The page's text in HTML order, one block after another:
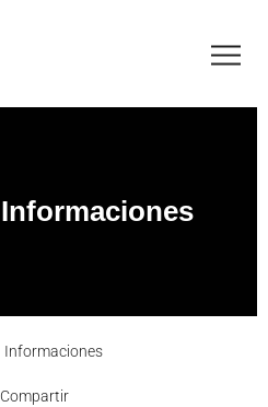
Informaciones
Informaciones
Compartir